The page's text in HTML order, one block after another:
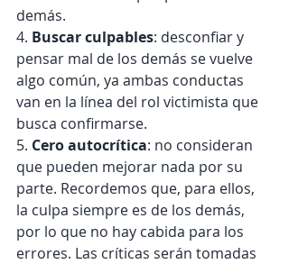
demás.
4. Buscar culpables: desconfiar y
pensar mal de los demás se vuelve
algo común, ya ambas conductas
van en la línea del rol victimista que
busca confirmarse.
5. Cero autocrítica: no consideran
que pueden mejorar nada por su
parte. Recordemos que, para ellos,
la culpa siempre es de los demás,
por lo que no hay cabida para los
errores. Las críticas serán tomadas